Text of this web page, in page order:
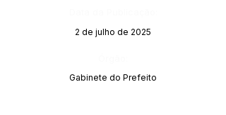
2 de julho de 2025
Gabinete do Prefeito